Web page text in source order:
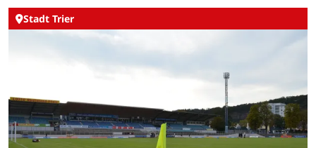
Stadt Trier